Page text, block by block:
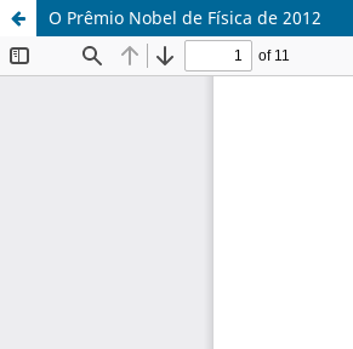
O Prêmio Nobel de Física de 2012